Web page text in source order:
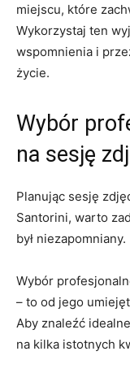
miejscu,‍ które
Wykorzystaj ten
wspomnienia i
życie.
Wybór
na sesję
Planując sesję
Santorini, warto
był niezapomniany.
Wybór
– to od jego​
Aby znaleźć
na ‍kilka istotnych‌